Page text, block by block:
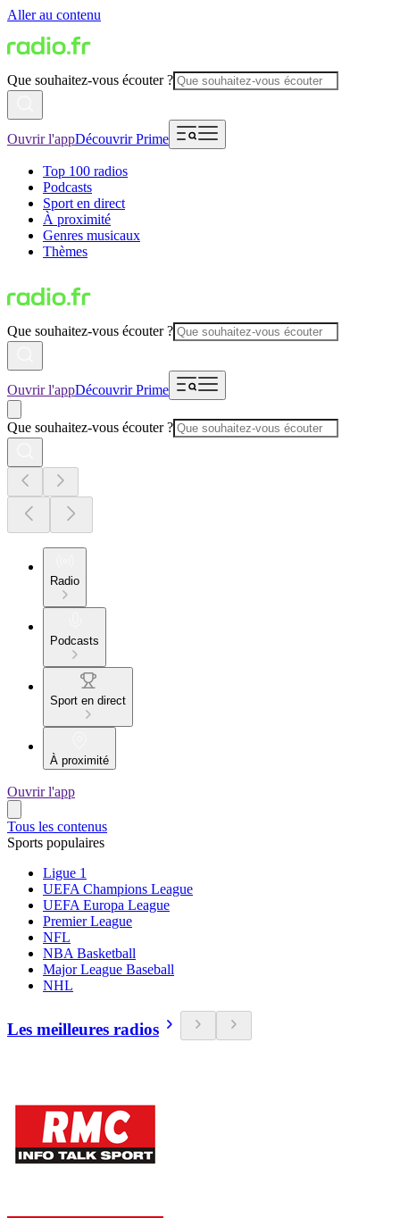
Aller au contenu
Que souhaitez-vous écouter ?
Ouvrir l'appDécouvrir Prime
Top 100 radios
Podcasts
Sport en direct
À proximité
Genres musicaux
Thèmes
Que souhaitez-vous écouter ?
Ouvrir l'appDécouvrir Prime
Que souhaitez-vous écouter ?
Radio
Podcasts
Sport en direct
À proximité
Ouvrir l'app
Tous les contenus
Sports populaires
Ligue 1
UEFA Champions League
UEFA Europa League
Premier League
NFL
NBA Basketball
Major League Baseball
NHL
Les meilleures radios